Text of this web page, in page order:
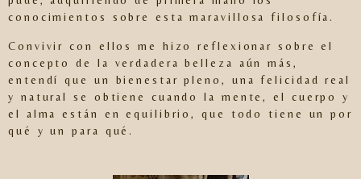
conocimientos sobre esta maravillosa filosofía.
Convivir con ellos me hizo reflexionar sobre el
concepto de la verdadera belleza aún más,
entendí que un bienestar pleno, una felicidad real
y natural se obtiene cuando la mente, el cuerpo y
el alma están en equilibrio, que todo tiene un por
qué y un para qué.